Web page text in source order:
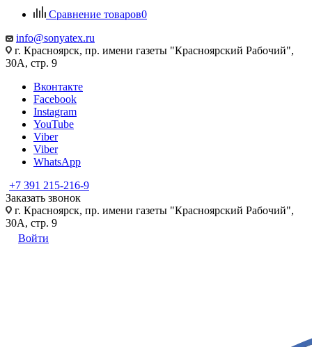
Сравнение товаров0
info@sonyatex.ru
г. Красноярск, пр. имени газеты "Красноярский Рабочий",
30А, стр. 9
Вконтакте
Facebook
Instagram
YouTube
Viber
Viber
WhatsApp
+7 391 215-216-9
Заказать звонок
г. Красноярск, пр. имени газеты "Красноярский Рабочий",
30А, стр. 9
Войти